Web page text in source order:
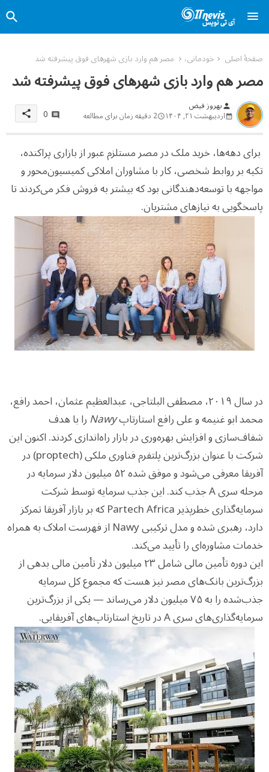
صفحهٔ اصلی خودمانی، مصر هم وارد بازی شهرهای فوق پیشرفته شد
مصر هم وارد بازی شهرهای فوق پیشرفته شد
person بهروز فیض
اردیبهشت ۲۱, ۱۴۰۴ 2 دقیقه زمان برای مطالعه 0
share
برای دهه‌ها، خرید ملک در مصر مستلزم عبور از بازاری پراکنده،
تکیه بر روابط شخصی، کار با مشاوران املاکی کمیسیون‌محور و
مواجهه با توسعه‌دهندگانی بود که بیشتر به فروش فکر می‌کردند تا
پاسخگویی به نیازهای مشتریان.
در سال ۲۰۱۹، مصطفی البلتاجی، عبدالعظیم عثمان، احمد رافع،
محمد ابو غنیمه و علی رافع استارتاپNawyرا با هدف
شفاف‌سازی و افزایش بهره‌وری در بازار راه‌اندازی کردند. اکنون این
شرکت با عنوان بزرگ‌ترین پلتفرم فناوری ملکی (proptech) در
آفریقا معرفی می‌شود و موفق شده ۵۲ میلیون دلار سرمایه در
مرحله سری A جذب کند. این جذب سرمایه توسط شرکت
سرمایه‌گذاری خطرپذیر Partech Africa که بر بازار آفریقا تمرکز
دارد، رهبری شده و مدل ترکیبی Nawy از فهرست املاک به همراه
خدمات مشاوره‌ای را تأیید می‌کند.
این دوره تأمین مالی شامل ۲۳ میلیون دلار تأمین مالی بدهی از
بزرگ‌ترین بانک‌های مصر نیز هست که مجموع کل سرمایه
جذب‌شده را به ۷۵ میلیون دلار می‌رساند — یکی از بزرگ‌ترین
سرمایه‌گذاری‌های سری A در تاریخ استارتاپ‌های آفریقایی.